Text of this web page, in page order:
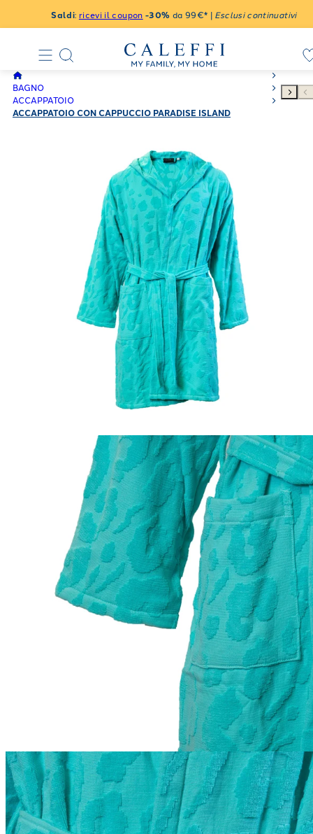
Saldi: ricevi il coupon -30% da 99€* | Esclusi continuativi
BAGNO
ACCAPPATOIO
ACCAPPATOIO CON CAPPUCCIO PARADISE ISLAND